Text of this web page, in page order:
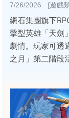
7/26/2026 [遊戲
網石集團旗下
擊型英雄「天劍
劇情。玩家可透
之月」第二階段